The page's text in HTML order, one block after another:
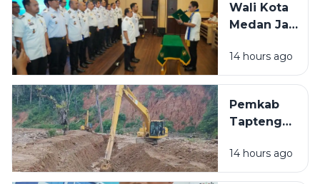
Optimalkan
PAD Lewat
Lintas
Instansi
Wali Kota
Medan Jadi
Penggerak
Ayah
Dorong
Peran Ayah
Pengasuhan
Anak
14 hours ago
Pemkab
Tapteng
Alat Berat
Percepat
14 hours ago